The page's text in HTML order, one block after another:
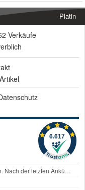
Platin
Verkäufe